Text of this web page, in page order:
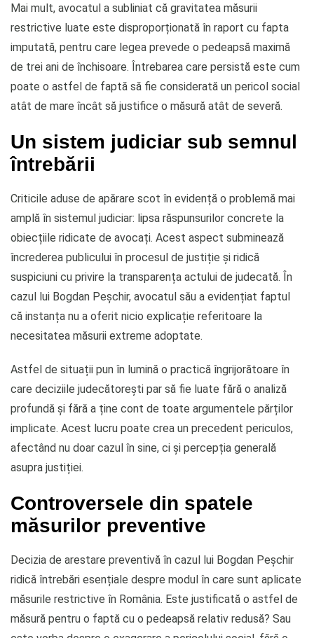
Mai mult, avocatul a subliniat că gravitatea măsurii
restrictive luate este disproporționată în raport cu fapta
imputată, pentru care legea prevede o pedeapsă maximă
de trei ani de închisoare. Întrebarea care persistă este cum
poate o astfel de faptă să fie considerată un pericol social
atât de mare încât să justifice o măsură atât de severă.
Un sistem judiciar sub semnul
întrebării
Criticile aduse de apărare scot în evidență o problemă mai
amplă în sistemul judiciar: lipsa răspunsurilor concrete la
obiecțiile ridicate de avocați. Acest aspect subminează
încrederea publicului în procesul de justiție și ridică
suspiciuni cu privire la transparența actului de judecată. În
cazul lui Bogdan Peșchir, avocatul său a evidențiat faptul
că instanța nu a oferit nicio explicație referitoare la
necesitatea măsurii extreme adoptate.
Astfel de situații pun în lumină o practică îngrijorătoare în
care deciziile judecătorești par să fie luate fără o analiză
profundă și fără a ține cont de toate argumentele părților
implicate. Acest lucru poate crea un precedent periculos,
afectând nu doar cazul în sine, ci și percepția generală
asupra justiției.
Controversele din spatele
măsurilor preventive
Decizia de arestare preventivă în cazul lui Bogdan Peșchir
ridică întrebări esențiale despre modul în care sunt aplicate
măsurile restrictive în România. Este justificată o astfel de
măsură pentru o faptă cu o pedeapsă relativ redusă? Sau